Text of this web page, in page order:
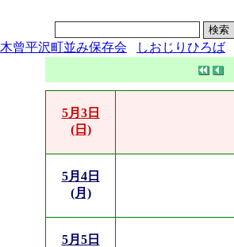
木曾平沢町並み保存会 しおじりひろば
5月3日
(日)
5月4日
(月)
5月5日